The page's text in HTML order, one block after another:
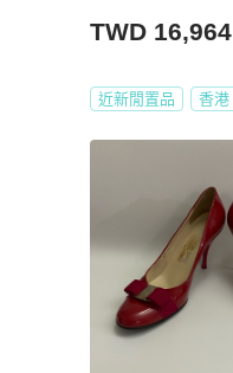
TWD 16,964
近新閒置品 香港